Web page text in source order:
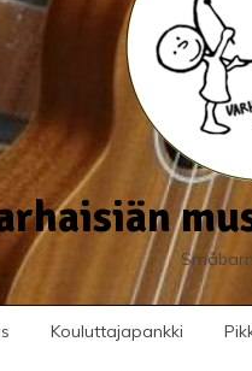
Kouluttajapankki